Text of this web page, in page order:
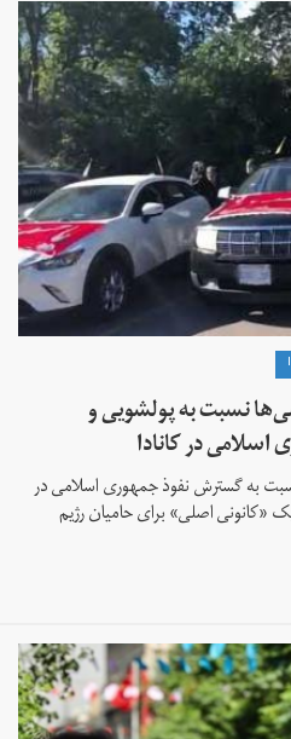
نسبت به پولشویی و
در کانادا
به گسترش نفوذ جمهوری اسلامی در
«کانونی اصلی» برای حامیان رژیم